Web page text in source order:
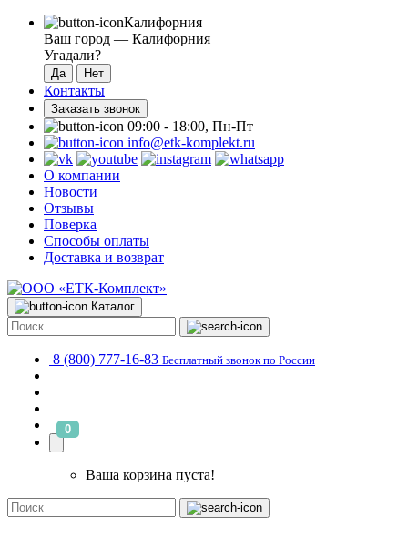
Калифорния
Ваш город — Калифорния
Угадали?
Контакты
Заказать звонок
09:00 - 18:00, Пн-Пт
info@etk-komplekt.ru
О компании
Новости
Отзывы
Поверка
Способы оплаты
Доставка и возврат
Каталог
8 (800) 777-16-83 Бесплатный звонок по России
0
Ваша корзина пуста!